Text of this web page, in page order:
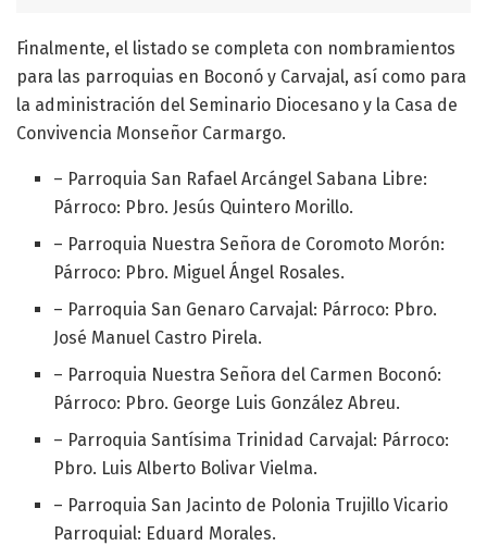
Finalmente, el listado se completa con nombramientos
para las parroquias en Boconó y Carvajal, así como para
la administración del Seminario Diocesano y la Casa de
Convivencia Monseñor Carmargo.
– Parroquia San Rafael Arcángel Sabana Libre:
Párroco: Pbro. Jesús Quintero Morillo.
– Parroquia Nuestra Señora de Coromoto Morón:
Párroco: Pbro. Miguel Ángel Rosales.
– Parroquia San Genaro Carvajal: Párroco: Pbro.
José Manuel Castro Pirela.
– Parroquia Nuestra Señora del Carmen Boconó:
Párroco: Pbro. George Luis González Abreu.
– Parroquia Santísima Trinidad Carvajal: Párroco:
Pbro. Luis Alberto Bolivar Vielma.
– Parroquia San Jacinto de Polonia Trujillo Vicario
Parroquial: Eduard Morales.